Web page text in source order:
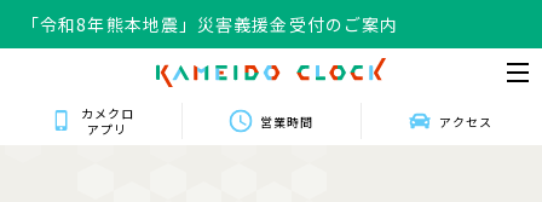
「令和8年熊本地震」災害義援金受付のご案内
カメクロ
アプリ
営業時間 アクセス